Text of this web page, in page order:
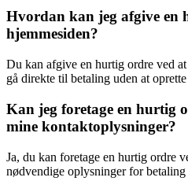
Hvordan kan jeg afgive en
hjemmesiden?
Du kan afgive en hurtig ordre ved
gå direkte til betaling uden at
Kan jeg foretage en hurtig
mine kontaktoplysninger?
Ja, du kan foretage en hurtig ordre
nødvendige oplysninger for